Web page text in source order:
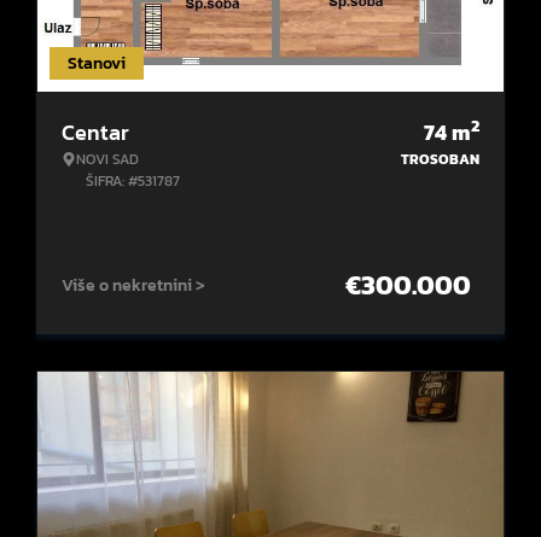
Stanovi
Centar
NOVI SAD
ŠIFRA: #531787
74m2
TROSOBAN
Više o nekretnini > €300.000